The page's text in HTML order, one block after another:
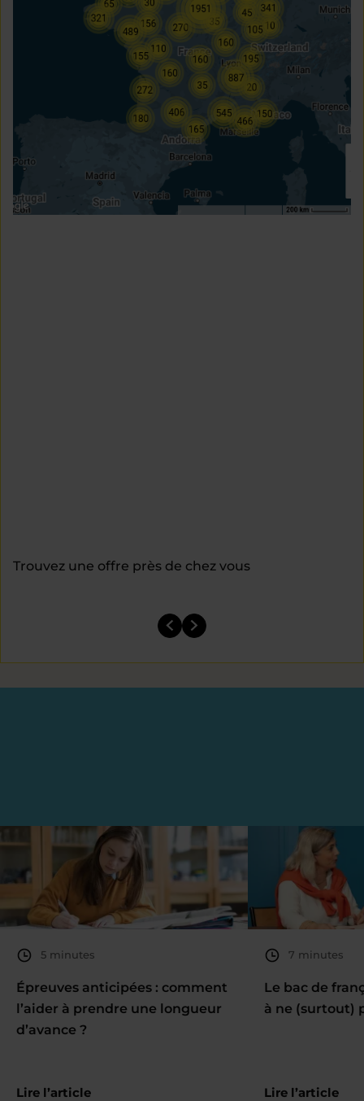
Trouvez une offre près de chez vous
5 minutes
Épreuves anticipées : comment
l’aider à prendre une longueur
d’avance ?
Lire l’article
7 minutes
Le bac de
à ne (surtout)
Lire l’article